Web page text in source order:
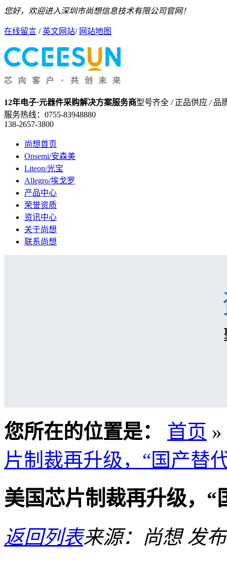
您好，欢迎进入深圳市尚想信息技术有限公司官网！
在线留言 / 英文网站/ 网站地图
12年电子·元器件采购解决方案服务商型号齐全 /正品供应 /品
服务热线： 0755-83948880
138-2657-3800
尚想首页
Onsemi/安森美
Liteon/光宝
Allegro/埃戈罗
产品中心
荣誉资质
资讯中心
关于尚想
联系尚想
您所在的位置是： 首页 »
片制裁再升级，“国产替
美国芯片制裁再升级，“
返回列表来源：尚想发